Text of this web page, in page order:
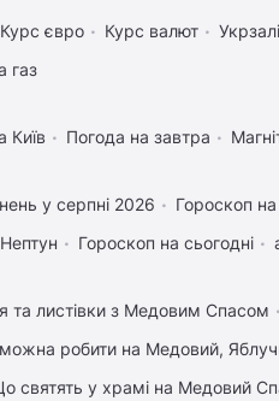
Курс євро Курс валют
газ
Київ Погода на завтра
у серпні 2026 Гороскоп
Гороскоп на сьогодні
та листівки з Медовим Спасом
робити на Медовий,
святять у храмі на Медовий